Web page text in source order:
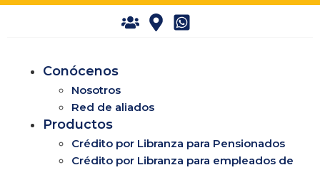
Conócenos
Nosotros
Red de aliados
Productos
Crédito por Libranza para Pensionados
Crédito por Libranza para empleados de